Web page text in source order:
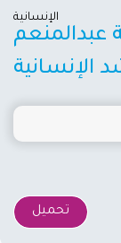
الإنسانية
عبدالمنعم
الإنسانية
تحميل